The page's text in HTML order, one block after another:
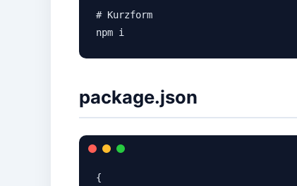
# Kurzform
npm i
package.json
{